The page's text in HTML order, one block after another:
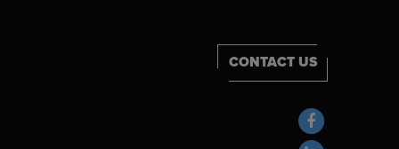
CONTACT US